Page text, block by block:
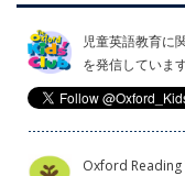
児童英語教育に
を発信しています
Oxford Reading